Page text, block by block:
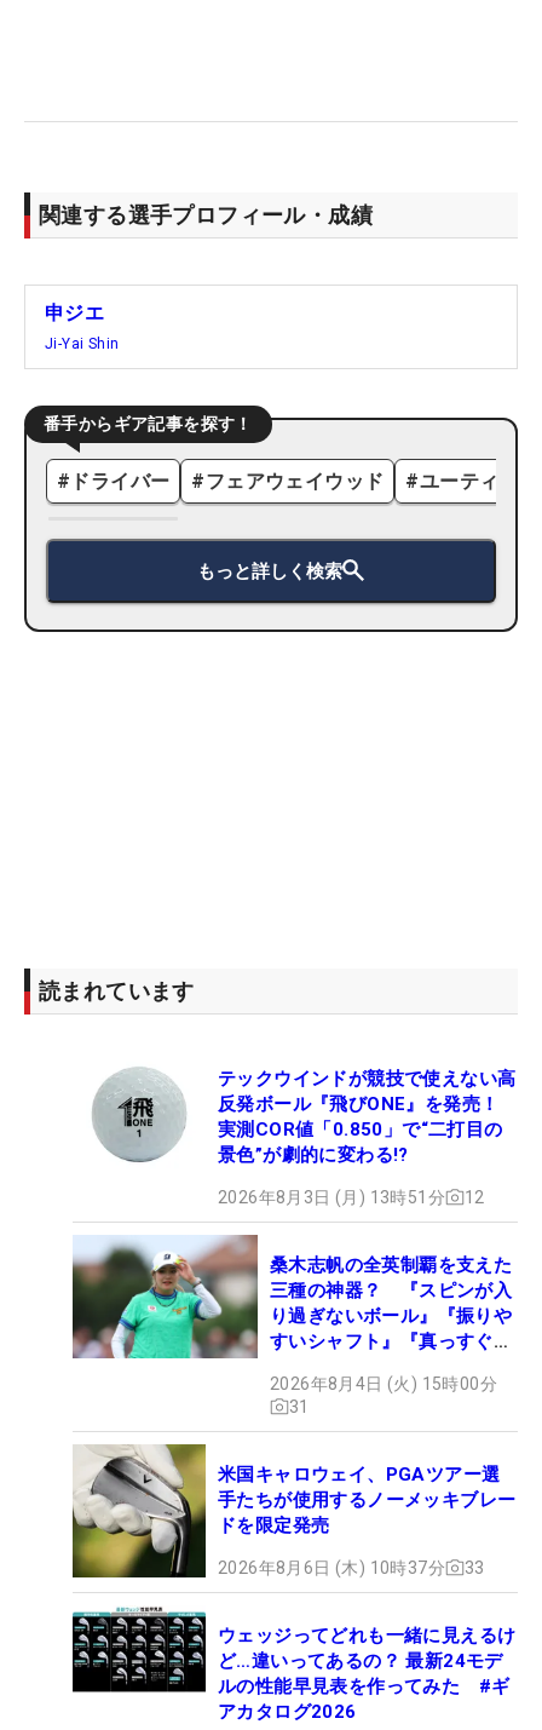
関連する選手プロフィール・成績
申ジエ
Ji-Yai Shin
番手からギア記事を探す！
# ドライバー #フェアウェイウッド #ユーティリ
もっと詳しく検索
読まれています
テックウインドが競技で使えない高
反発ボール『飛びONE』を発売！
実測COR値「0.850」で“二打目の
景色”が劇的に変わる!?
2026年8月3日 (月) 13時51分 12
桑木志帆の全英制覇を支えた
三種の神器？ 『スピンが入
り過ぎないボール』『振りや
すいシャフト』『真っすぐ飛
セッティング
2026年8月4日 (火) 15時00分
31
米国キャロウェイ、PGAツアー選
手たちが使用するノーメッキブレー
ドを限定発売
2026年8月6日 (木) 10時37分 33
ウェッジってどれも一緒に見えるけ
ど…違いってあるの？ 最新24モデ
ルの性能早見表を作ってみた #ギ
アカタログ2026